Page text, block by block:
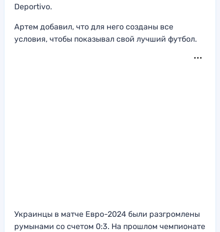
Deportivo.
Артем добавил, что для него созданы все
условия, чтобы показывал свой лучший футбол.
Украинцы в матче Евро-2024 были разгромлены
румынами со счетом 0:3. На прошлом чемпионате